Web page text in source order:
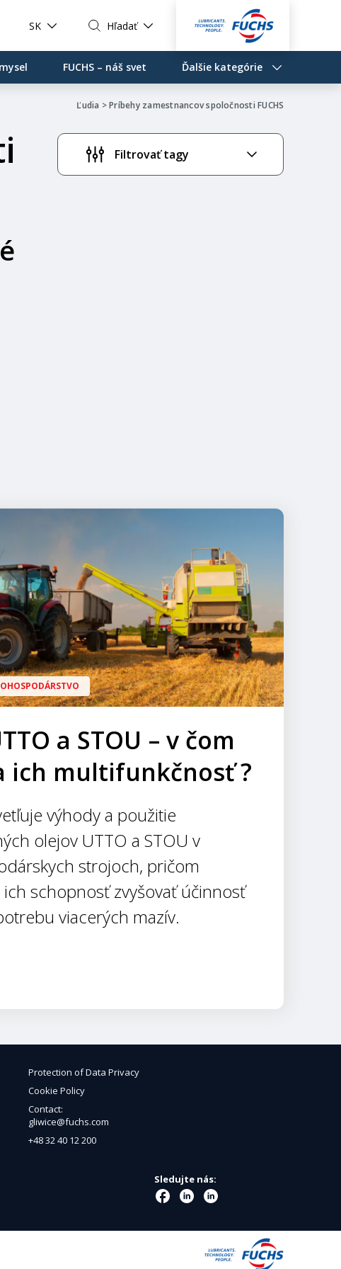
SK Hľadať
FUCHS – náš svet Ďalšie kategórie
Ľudia >Príbehy zamestnancov spoločnosti FUCHS
Filtrovať tagy
a STOU – v čom
ich multifunkčnosť ?
výhody a použitie
olejov UTTO a STOU v
strojoch, pričom
schopnosť zvyšovať účinnosť
viacerých mazív.
Protection of Data Privacy
Cookie Policy
Contact:
gliwice@fuchs.com
+48 32 40 12 200
Sledujte nás: